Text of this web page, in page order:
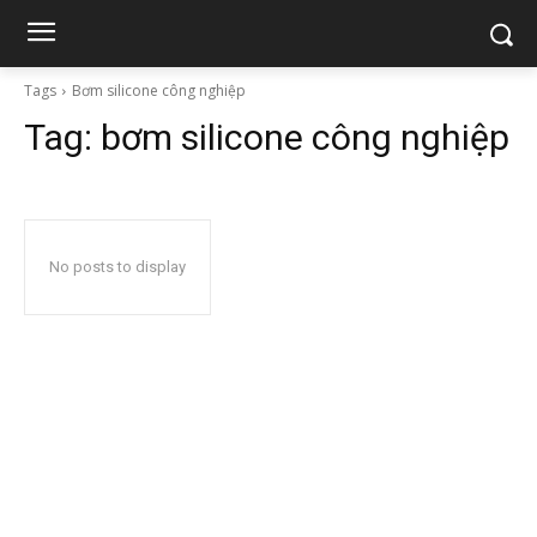
Tags Bơm silicone công nghiệp
Tag: bơm silicone công nghiệp
No posts to display